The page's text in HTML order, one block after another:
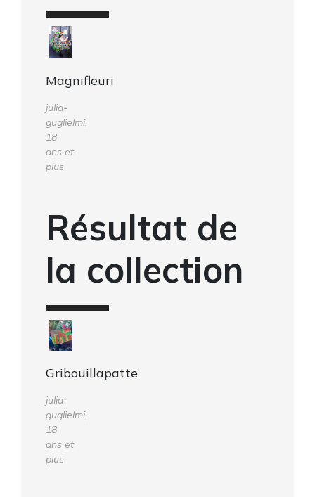
Magnifleuri
julia-
guglielmi,
18
ans et
plus
Résultat de
la collection
Gribouillapatte
julia-
guglielmi,
18
ans et
plus